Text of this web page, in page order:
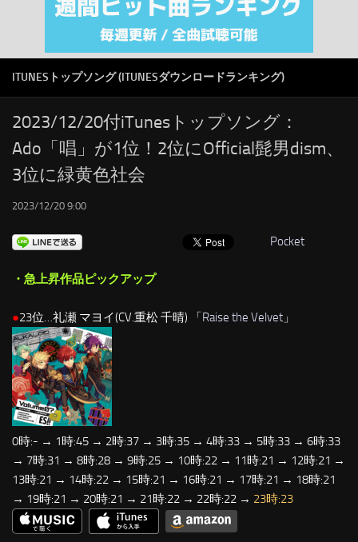
オリジナルiTunes週間トップソング
RSS
LINKS
ITUNESトップソング (ITUNESダウンロードランキング)
2023/12/20付iTunesトップソング：
Ado「唱」が1位！2位にOfficial髭男dism、
3位に緑黄色社会
2023/12/20 9:00
Pocket
・急上昇作品ピックアップ
●23位…礼瀬 マヨイ(CV.重松 千晴) 「Raise the Velvet 」
0時:- → 1時:45 → 2時:37 → 3時:35 → 4時:33 → 5時:33 → 6時:33
→ 7時:31 → 8時:28 → 9時:25 → 10時:22 → 11時:21 → 12時:21 →
13時:21 → 14時:22 → 15時:21 → 16時:21 → 17時:21 → 18時:21
→ 19時:21 → 20時:21 → 21時:22 → 22時:22 → 23時:23